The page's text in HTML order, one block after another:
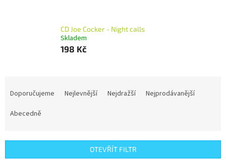
CD Joe Cocker - Night calls
Skladem
198 Kč
Doporučujeme Nejlevnější Nejdražší
Nejprodávanější
Abecedně
OTEVŘÍT FILTR